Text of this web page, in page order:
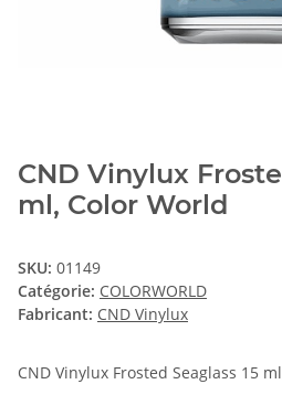
CND Vinylux
ml, Color World
SKU: 01149
Catégorie: COLORWORLD
Fabricant: CND Vinylux
CND Vinylux Frosted Seaglass 15